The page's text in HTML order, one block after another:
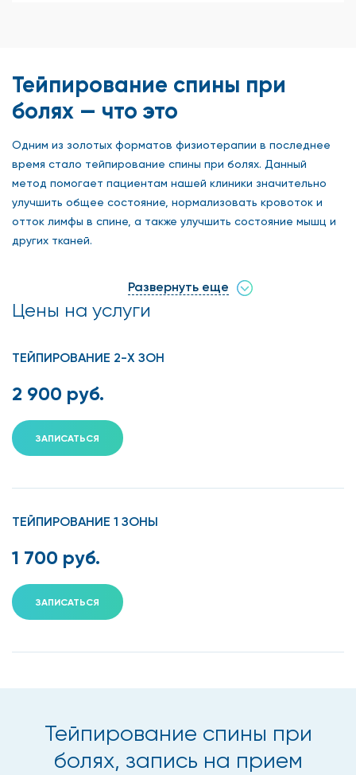
Тейпирование спины при
болях — что это
Одним из золотых форматов физиотерапии в последнее
время стало тейпирование спины при болях. Данный
метод помогает пациентам нашей клиники значительно
улучшить общее состояние, нормализовать кровоток и
отток лимфы в спине, а также улучшить состояние мышц и
других тканей.
записаться на тейпирование спины при болях и пройти
курс терапии по очень выгодной цене.
на определенную область, которые оказывают лечебное
нанесения, который использует врач.
Для кого показано
Этот метод широко распространён в кругах
оказывать лечебное воздействие на суставы спины, но
также расслабляет перенапряженные мышцы.
Записаться на тейпирование спины при болях необходимо,
если у вас:
остеохондроз;
чувствуется перенапряжение в мышцах;
Развернуть еще
Цены на услуги
ТЕЙПИРОВАНИЕ 2-Х ЗОН
2 900 руб.
ЗАПИСАТЬСЯ
ТЕЙПИРОВАНИЕ 1 ЗОНЫ
1 700 руб.
ЗАПИСАТЬСЯ
Тейпирование спины при
болях, запись на прием